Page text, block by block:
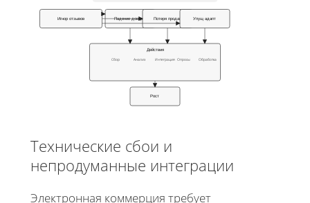
Игнор отзывов Падение доверия Потеря продаж Упущ адапт
Действия
Сбор Анализ Интеграция Опросы Обработка
Рост
Технические сбои и
непродуманные интеграции
Электронная коммерция требует